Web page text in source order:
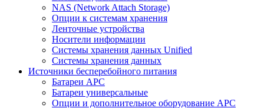
NAS (Network Attach Storage)
Опции к системам хранения
Ленточные устройства
Носители информации
Системы хранения данных Unified
Системы хранения данных
Источники бесперебойного питания
Батареи APC
Батареи универсальные
Опции и дополнительное оборудование АРС